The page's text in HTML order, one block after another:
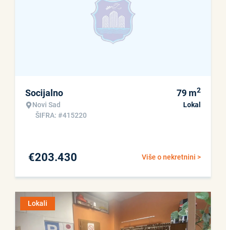
Socijalno
Novi Sad
ŠIFRA: #415220
79 m2
Lokal
Više o nekretnini >
€203.430
Lokali